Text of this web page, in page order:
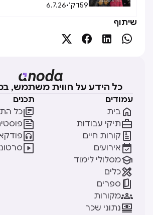
59דק׳•
6.7.26
שיתוף




כל הידע על חווית משתמש,
עמודים
בית 
תיקי עבודות
קורות חיים 
אירועים 
מסלולי לימוד
כלים
ספרים 
מקורות
נתוני שכר
תכנים
כל


